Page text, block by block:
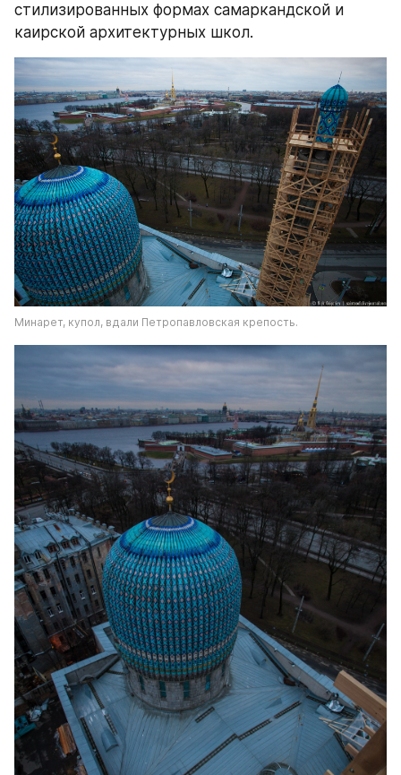
стилизированных формах самаркандской и
каирской архитектурных школ.
Минарет, купол, вдали Петропавловская крепость.